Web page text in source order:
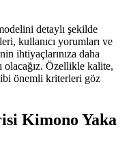
detaylı şekilde
kullanıcı yorumları ve
ihtiyaçlarınıza daha
olacağız. Özellikle kalite,
önemli kriterleri göz
Kimono Yaka